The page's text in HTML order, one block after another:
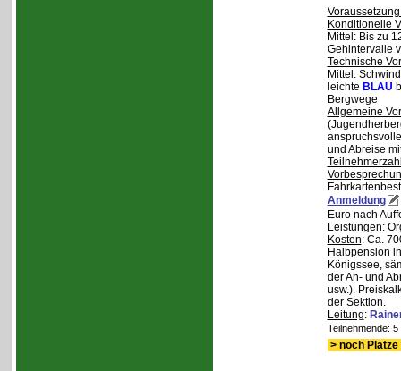
Konditionelle
Mittel: Bis zu
Gehintervalle
Technische
Mittel:
leichte BLAU
Bergwege
Allgemeine
und Abreise
Anmeldung
Euro nach
Leistungen:
Kosten: Ca.
Halbpension
Königssee,
der An- und
usw.).
der Sektion.
Leitung:
Teilnehmende:
> noch